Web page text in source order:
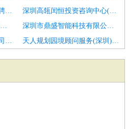
启成印刷(深圳)有限公司招聘大客户经理
深圳高瓴闰恒投资咨询中心(有限合伙)招聘大客户经理ka
上海优骧企业管理服务合伙企业(有限合伙)招聘客户经理
深圳市鼎盛智能科技有限公司招聘客户经理
香蕉娱乐传媒(深圳)有限公司招聘客户经理
天人规划园境顾问服务(深圳)有限公司招聘区域驻点客户经理